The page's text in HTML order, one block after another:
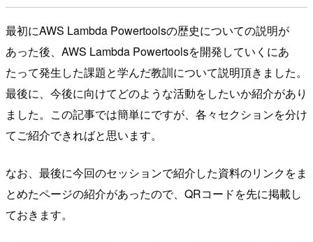
最初にAWS Lambda Powertoolsの歴史についての説明が
あった後、AWS Lambda Powertoolsを開発していくにあ
たって発生した課題と学んだ教訓について説明頂きました。
最後に、今後に向けてどのような活動をしたいか紹介があり
ました。この記事では簡単にですが、各々セクションを分け
てご紹介できればと思います。
なお、最後に今回のセッションで紹介した資料のリンクをま
とめたページの紹介があったので、QRコードを先に掲載し
ておきます。